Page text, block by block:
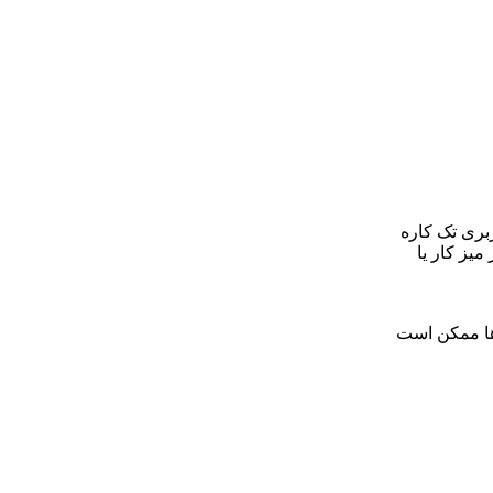
کاربری تک کاره
کار یا
ها ممکن است